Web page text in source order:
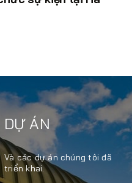
DỰ ÁN
Và các dự án chúng tôi đã
triển khai.